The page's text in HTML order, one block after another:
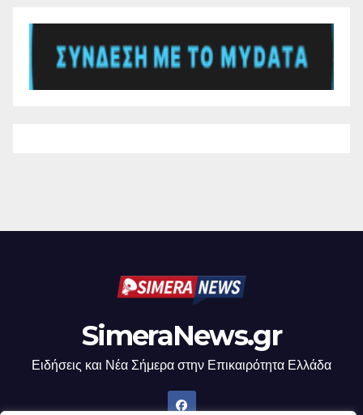
SimeraNews.gr
Ειδήσεις και Νέα Σήμερα στην Επικαιρότητα Ελλάδα